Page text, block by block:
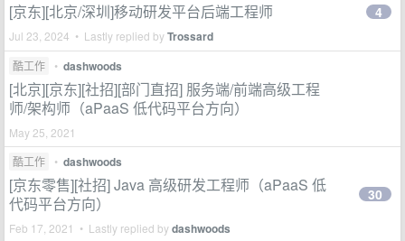
[京东][北京/深圳]移动研发平台后端工程师
Jul 23, 2024 • Lastly replied byTrossard
4
酷工作 • dashwoods
[北京][京东][社招][部门直招] 服务端/前端高级工程
师/架构师（aPaaS 低代码平台方向）
May 25, 2021
酷工作
• dashwoods
[京东零售][社招] Java 高级研发工程师（aPaaS 低
代码平台方向）
Feb 17, 2021 • Lastly replied bydashwoods
30